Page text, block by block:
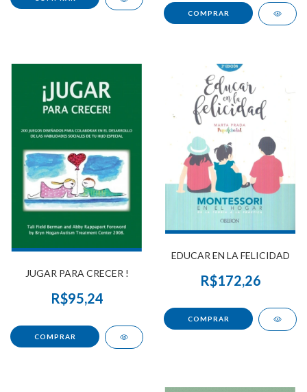
JUGAR PARA CRECER !
R$95,24
EDUCAR EN LA FELICIDAD
R$172,26